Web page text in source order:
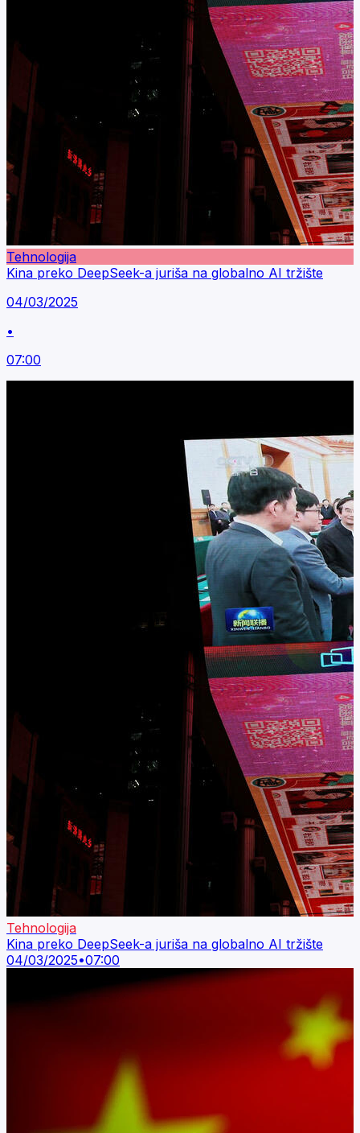
Tehnologija
Kina preko DeepSeek-a juriša na globalno AI tržište
04/03/2025
•
07:00
Tehnologija
Kina preko DeepSeek-a juriša na globalno AI tržište
04/03/2025•07:00